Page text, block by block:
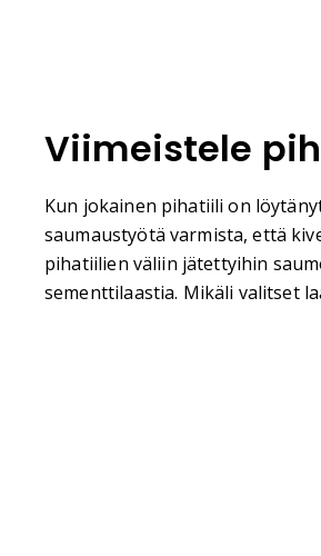
Viimeistele
Kun jokainen pihatiili on
saumaustyötä varmista, että
pihatiilien väliin jätettyihin
sementtilaastia. Mikäli valitset